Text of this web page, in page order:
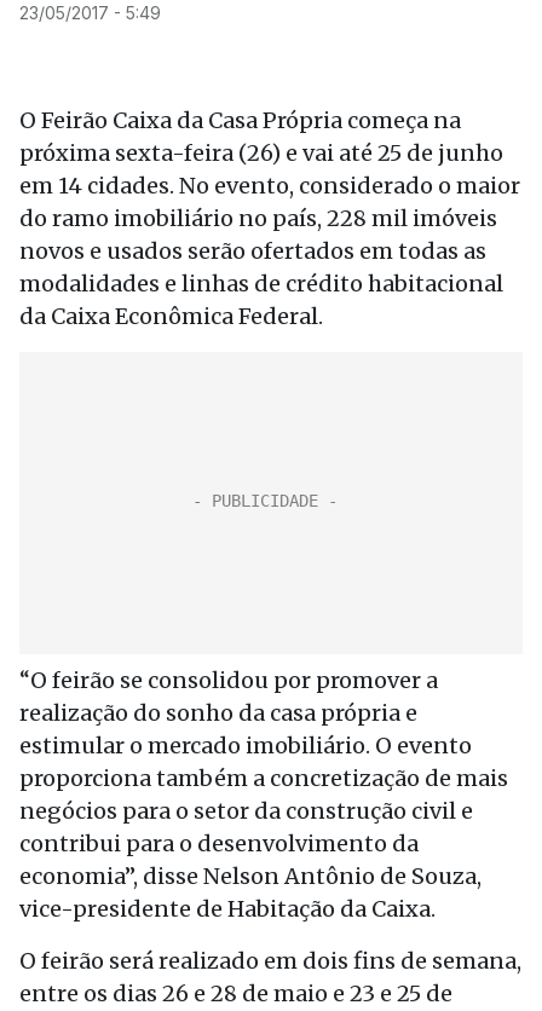
23/05/2017 - 5:49
O Feirão Caixa da Casa Própria começa na
próxima sexta-feira (26) e vai até 25 de junho
em 14 cidades. No evento, considerado o maior
do ramo imobiliário no país, 228 mil imóveis
novos e usados serão ofertados em todas as
modalidades e linhas de crédito habitacional
da Caixa Econômica Federal.
“O feirão se consolidou por promover a
realização do sonho da casa própria e
estimular o mercado imobiliário. O evento
proporciona também a concretização de mais
negócios para o setor da construção civil e
contribui para o desenvolvimento da
economia”, disse Nelson Antônio de Souza,
vice-presidente de Habitação da Caixa.
O feirão será realizado em dois fins de semana,
entre os dias 26 e 28 de maio e 23 e 25 de